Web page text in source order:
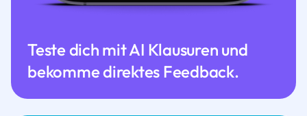
Teste dich mit AI Klausuren und
bekomme direktes Feedback.